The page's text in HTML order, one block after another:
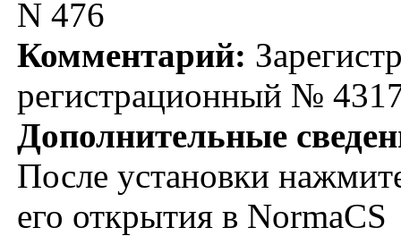
N 476
Комментарий:
регистрационный №
Дополнительные
После установки
его открытия в NormaCS